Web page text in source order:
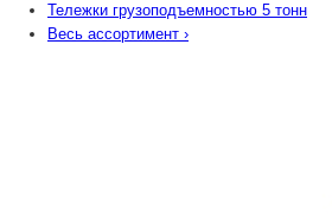
Тележки грузоподъемностью 5 тонн
Весь ассортимент ›